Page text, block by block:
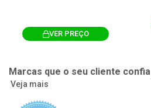
VER PREÇO
Marcas que o seu cliente confia
Veja mais